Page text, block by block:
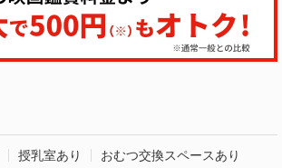
授乳室あり
おむつ交換スペースあり